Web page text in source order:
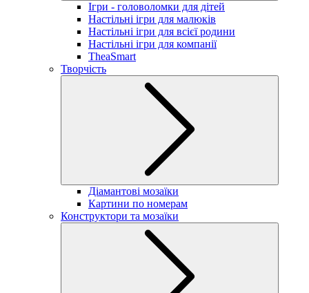
Ігри - головоломки для дітей
Настільні ігри для малюків
Настільні ігри для всієї родини
Настільні ігри для компанії
TheaSmart
Творчість
Діамантові мозаїки
Картини по номерам
Конструктори та мозаїки